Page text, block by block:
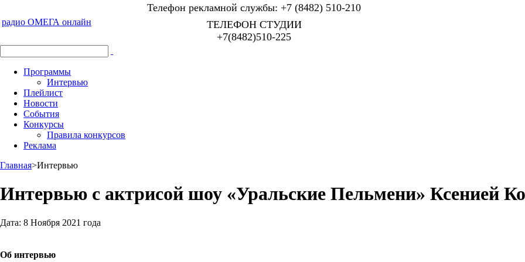
радио ОМЕГА онлайн
Телефон рекламной службы: +7 (8482) 510-210
ТЕЛЕФОН СТУДИИ
+7(8482)510-225
Программы
Интервью
Плейлист
Новости
События
Конкурсы
Правила конкурсов
Реклама
Главная>Интервью
Интервью с актрисой шоу «Уральские Пельмени» Ксенией
Дата: 8 Ноября 2021 года
Об интервью